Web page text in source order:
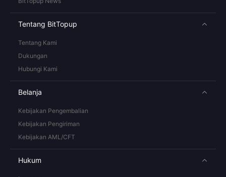
Tentang BitTopup
Tentang Kami
Dukungan
Hubungi Kami
Belanja
Kebijakan Pengembalian
Kebijakan Pengiriman
Kebijakan AML/CFT
Hukum